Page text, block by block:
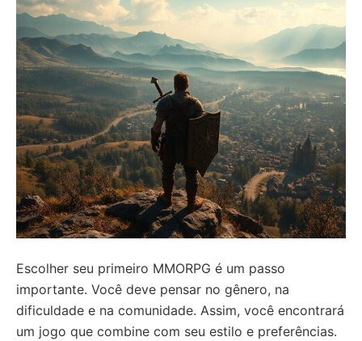
Escolher seu primeiro MMORPG é um passo
importante. Você deve pensar no gênero, na
dificuldade e na comunidade. Assim, você encontrará
um jogo que combine com seu estilo e preferências.